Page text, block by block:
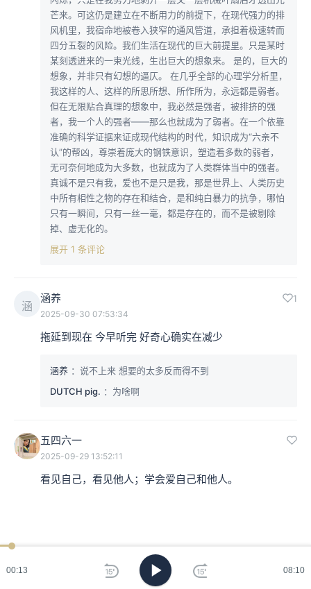
00:14 08:10
芒来。可这仍是建立在不断用力的前提下，在现代强力的排
风机里，我宿命地被卷入狭窄的通风管道，承担着极速转而
四分五裂的风险。我们生活在现代的巨大前提里。只是某时
某刻透进来的一束光线，生出巨大的想象来。 是的，巨大的
想象，并非只有幻想的逼仄。 在几乎全部的心理学分析里，
我这样的人、这样的所思所想、所作所为，永远都是弱者。
但在无限贴合真理的想象中，我必然是强者，被排挤的强
者，我一个人的强者——那么也就成为了弱者。在一个依靠
准确的科学证据来证成现代结构的时代，知识成为“六亲不
认”的帮凶，尊崇着庞大的钢铁意识，塑造着多数的弱者，
无可奈何地成为大多数，也就成为了人类群体当中的强者。
真诚不是只有我，爱也不是只是我，那是世界上、人类历史
中所有相性之物的存在和结合，是和纯白暴力的抗争，哪怕
只有一瞬间，只有一丝一毫，都是存在的，而不是被剔除
掉、虚无化的。
展开 1 条评论
涵
涵养 1
2025-09-30 07:53:34
拖延到现在 今早听完 好奇心确实在减少
涵养 ：说不上来 想要的太多反而得不到
DUTCH pig. ：为啥啊
五四六一
2025-09-29 13:52:11
看见自己，看见他人；学会爱自己和他人。